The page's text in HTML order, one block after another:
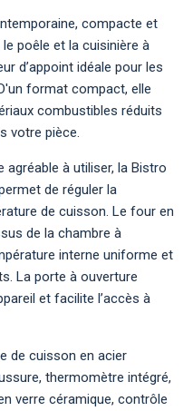
compacte et
poêle et la cuisinière à
d’appoint idéale pour les
format compact, elle
combustibles réduits
votre pièce.
à utiliser, la Bistro
de réguler la
de cuisson. Le four en
de la chambre à
interne uniforme et
La porte à ouverture
et facilite l’accès à
de cuisson en acier
thermomètre intégré,
verre céramique, contrôle